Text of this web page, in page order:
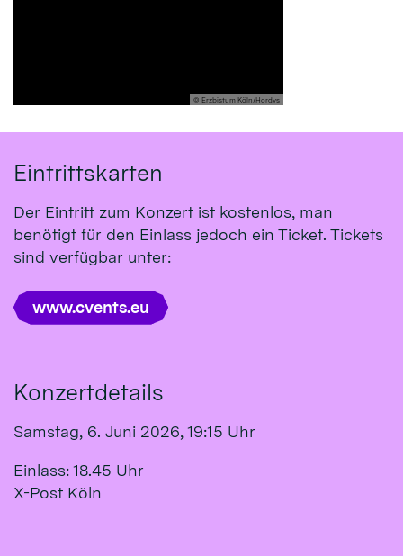
© Erzbistum Köln/Hordys
Eintrittskarten
Der Eintritt zum Konzert ist kostenlos, man
benötigt für den Einlass jedoch ein Ticket. Tickets
sind verfügbar unter:
www.cvents.eu
Konzertdetails
Samstag, 6. Juni 2026, 19:15 Uhr
Einlass: 18.45 Uhr
X-Post Köln